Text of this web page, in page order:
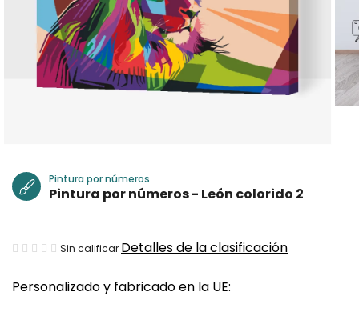
Personalizado y fabricado en la UE:
Pintura por números
Pintura por números - León colorido 2
La
media
Sin calificar Detalles de la clasificación